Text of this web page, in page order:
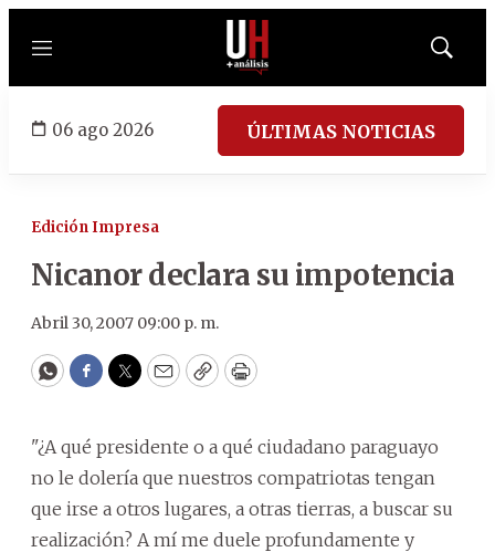
Menú
Mostrar
06 ago 2026 ÚLTIMAS NOTICIAS
Edición Impresa
Nicanor declara su impotencia
Abril 30, 2007 09:00 p. m.
WhatsApp
Facebook
Twitter
EmailCopyPrint
"¿A qué presidente o a qué ciudadano paraguayo
no le dolería que nuestros compatriotas tengan
que irse a otros lugares, a otras tierras, a buscar su
realización? A mí me duele profundamente y